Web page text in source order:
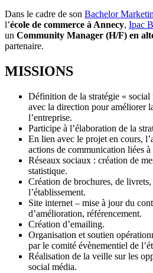
Dans le cadre de son Bachelor
l’école de commerce à Annecy, Ipac
un Community Manager (H/F) en
partenaire.
MISSIONS
Définition de la stratégie «
avec la direction pour améliorer
l’entreprise.
Participe à l’élaboration de la
En lien avec le projet en cours,
actions de communication liées
Réseaux sociaux : création de
statistique.
Création de brochures, de
l’établissement.
Site internet – mise à jour du
d’amélioration, référencement.
Création d’emailing.
Organisation et soutien
par le comité évènementiel de
Réalisation de la veille sur les
social média.